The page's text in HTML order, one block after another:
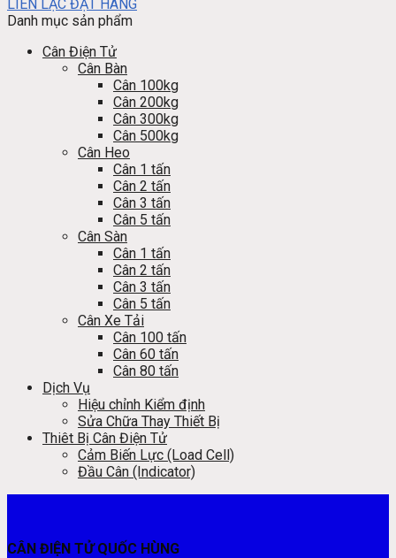
LIÊN LẠC ĐẶT HÀNG
Danh mục sản phẩm
Cân Điện Tử
Cân Bàn
Cân 100kg
Cân 200kg
Cân 300kg
Cân 500kg
Cân Heo
Cân 1 tấn
Cân 2 tấn
Cân 3 tấn
Cân 5 tấn
Cân Sàn
Cân 1 tấn
Cân 2 tấn
Cân 3 tấn
Cân 5 tấn
Cân Xe Tải
Cân 100 tấn
Cân 60 tấn
Cân 80 tấn
Dịch Vụ
Hiệu chỉnh Kiểm định
Sửa Chữa Thay Thiết Bị
Thiêt Bị Cân Điện Tử
Cảm Biến Lực (Load Cell)
Đầu Cân (Indicator)
CÂN ĐIỆN TỬ QUỐC HÙNG